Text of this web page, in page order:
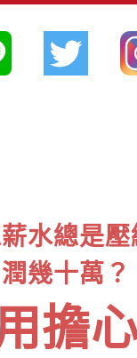
水總是壓
潤幾十萬？
擔心